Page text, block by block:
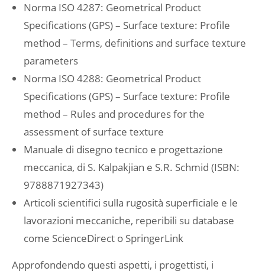
Norma ISO 4287: Geometrical Product
Specifications (GPS) – Surface texture: Profile
method – Terms, definitions and surface texture
parameters
Norma ISO 4288: Geometrical Product
Specifications (GPS) – Surface texture: Profile
method – Rules and procedures for the
assessment of surface texture
Manuale di disegno tecnico e progettazione
meccanica, di S. Kalpakjian e S.R. Schmid (ISBN:
9788871927343)
Articoli scientifici sulla rugosità superficiale e le
lavorazioni meccaniche, reperibili su database
come ScienceDirect o SpringerLink
Approfondendo questi aspetti, i progettisti, i